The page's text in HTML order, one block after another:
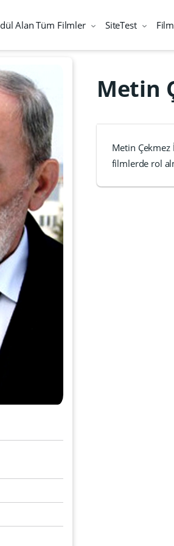
Alan Tüm Filmler SiteTest
Metin
Metin
filmlerde rol